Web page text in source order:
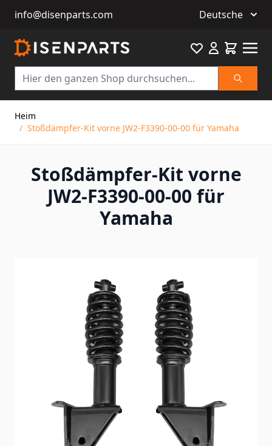
info@disenparts.com Deutsche
Suche
Favourite
Heim
/ Stoßdämpfer-Kit vorne JW2-F3390-00-00 für Yamaha
Stoßdämpfer-Kit vorne
JW2-F3390-00-00 für
Yamaha